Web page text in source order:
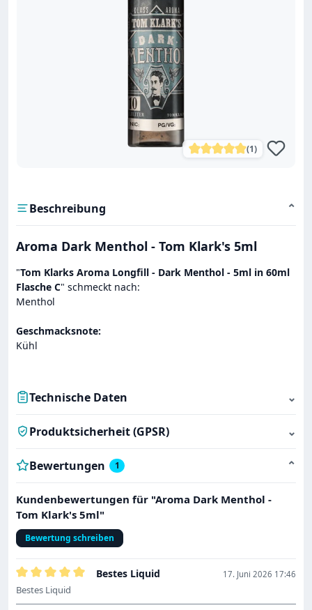
Durchschnittliche
(1)
Beschreibung ⌄
Aroma Dark Menthol - Tom Klark's 5ml
"Tom Klarks Aroma Longfill - Dark Menthol - 5ml in 60ml
Flasche C" schmeckt nach:
Menthol
Geschmacksnote:
Kühl
Technische Daten ⌄
Produktsicherheit (GPSR) ⌄
Bewertungen 1 ⌄
Kundenbewertungen für "Aroma Dark Menthol -
Tom Klark's 5ml"
Bewertung schreiben
17. Juni 2026 17:46
Bewertung mit 5 von 5 Sternen
Bestes Liquid
Bestes Liquid